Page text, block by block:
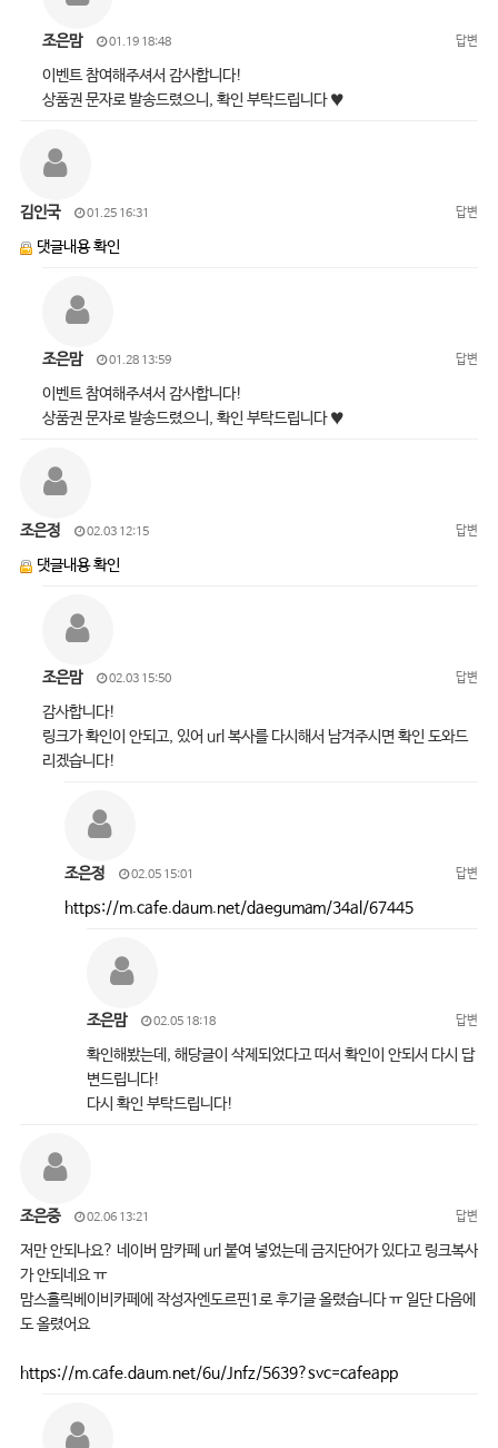
조은맘 01.19 18:48 답변
이벤트 참여해주셔서 감사합니다!
상품권 문자로 발송드렸으니, 확인 부탁드립니다 ♥
김인국 01.25 16:31 답변
댓글내용 확인
조은맘 01.28 13:59 답변
이벤트 참여해주셔서 감사합니다!
상품권 문자로 발송드렸으니, 확인 부탁드립니다 ♥
조은정 02.03 12:15 답변
댓글내용 확인
조은맘 02.03 15:50 답변
감사합니다!
링크가 확인이 안되고, 있어 url 복사를 다시해서 남겨주시면 확인 도와드
리겠습니다!
조은정 02.05 15:01 답변
https://m.cafe.daum.net/daegumam/34al/67445
조은맘 02.05 18:18 답변
확인해봤는데, 해당글이 삭제되었다고 떠서 확인이 안되서 다시 답
변드립니다!
다시 확인 부탁드립니다!
조은중 02.06 13:21 답변
저만 안되나요? 네이버 맘카페 url 붙여 넣었는데 금지단어가 있다고 링크복사
가 안되네요 ㅠ
맘스홀릭베이비카페에 작성자엔도르핀1로 후기글 올렸습니다 ㅠ 일단 다음에
도 올렸어요
https://m.cafe.daum.net/6u/Jnfz/5639?svc=cafeapp